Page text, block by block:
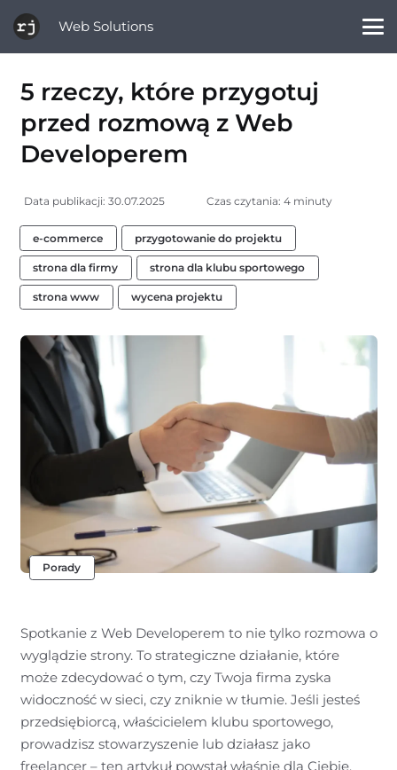
Web Solutions
5 rzeczy, które przygotuj
przed rozmową z Web
Developerem
Data publikacji:30.07.2025 Czas czytania: 4 minuty
e-commerce przygotowanie do projektu
strona dla firmy strona dla klubu sportowego
strona www wycena projektu
Porady
Spotkanie z Web Developerem to nie tylko rozmowa o
wyglądzie strony. To strategiczne działanie, które
może zdecydować o tym, czy Twoja firma zyska
widoczność w sieci, czy zniknie w tłumie. Jeśli jesteś
przedsiębiorcą, właścicielem klubu sportowego,
prowadzisz stowarzyszenie lub działasz jako
freelancer – ten artykuł powstał właśnie dla Ciebie.